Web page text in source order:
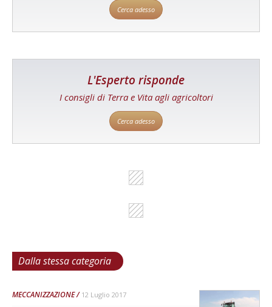
Cerca adesso
L'Esperto risponde
I consigli di Terra e Vita agli agricoltori
Cerca adesso
Dalla stessa categoria
MECCANIZZAZIONE 12 Luglio 2017